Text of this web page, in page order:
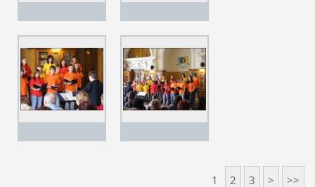
1 2 3 > >>